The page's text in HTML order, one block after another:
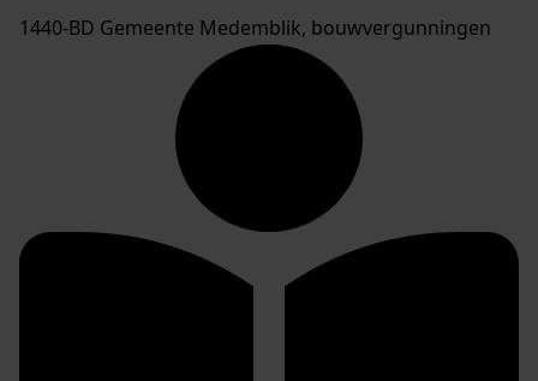
1440-BD Gemeente Medemblik, bouwvergunningen